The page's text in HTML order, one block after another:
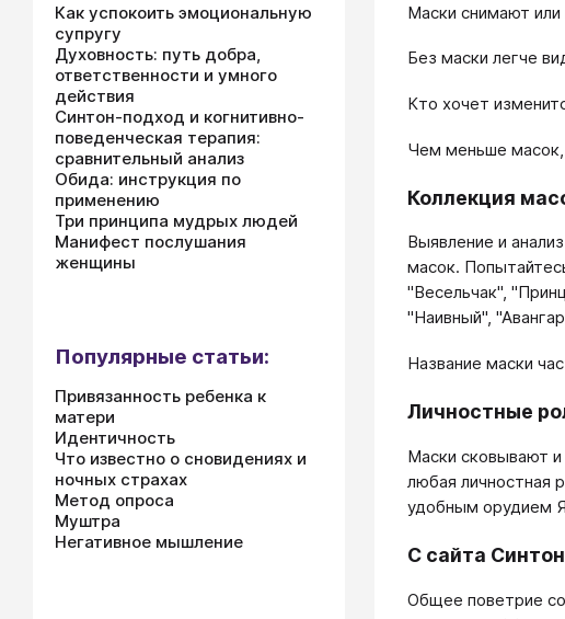
Маски снимают
Без маски легче
Кто хочет
Чем меньше масок,
Коллекция
Выявление и
масок.
"Весельчак",
"Наивный",
Название маски
Личностные
Маски сковывают
любая личностная
удобным орудием
С сайта
Общее поветрие
Как успокоить эмоциональную
супругу
Духовность: путь добра,
ответственности и умного
действия
Синтон-подход и когнитивно-
поведенческая терапия:
сравнительный анализ
Обида: инструкция по
применению
Три принципа мудрых людей
Манифест послушания
женщины
Популярные статьи:
Привязанность ребенка к
матери
Идентичность
Что известно о сновидениях и
ночных страхах
Метод опроса
Муштра
Негативное мышление